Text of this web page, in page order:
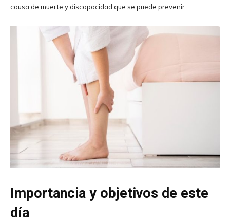
causa de muerte y discapacidad que se puede prevenir.
Importancia y objetivos de este
día